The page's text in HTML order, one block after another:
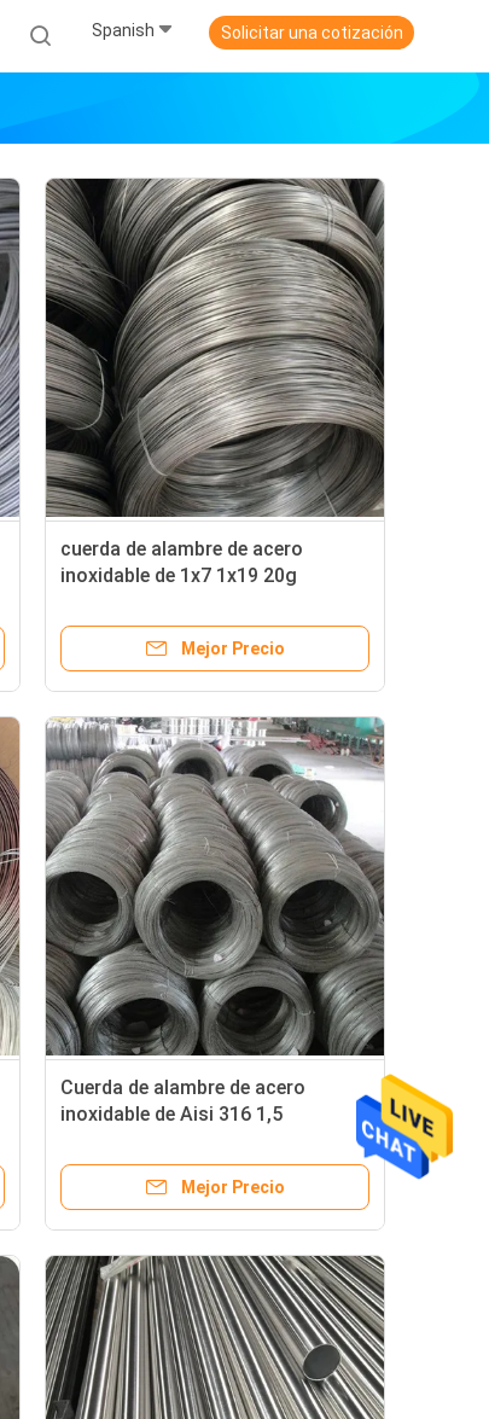
Spanish Solicitar una cotización
cuerda de alambre de acero
inoxidable de 1x7 1x19 20g
Mejor Precio
Cuerda de alambre de acero
inoxidable de Aisi 316 1,5
Mejor Precio